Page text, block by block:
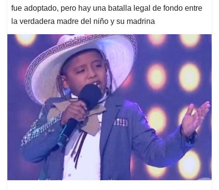
fue adoptado, pero hay una batalla legal de fondo entre
la verdadera madre del niño y su madrina